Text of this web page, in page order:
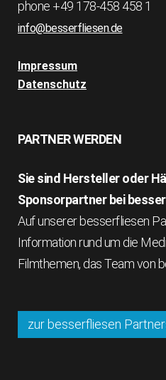
phone +49 178-458 458 1
info@besserfliesen.de
Impressum
Datenschutz
PARTNER WERDEN
Sie sind Hersteller oder
Sponsorpartner bei
Auf unserer besserfliesen
Information rund um die
Filmthemen, das Team von
zur besserfliesen